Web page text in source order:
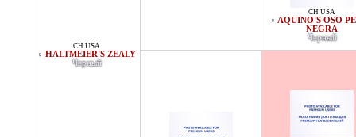
CH USA
♀ HALTMEIER'S ZEALY
Черный
CH USA
♀ AQUINO'S OSO
NEGRA
Черный